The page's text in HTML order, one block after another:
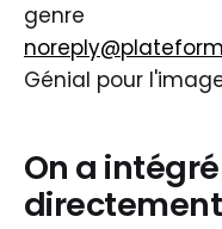
genre
Génial pour
On a